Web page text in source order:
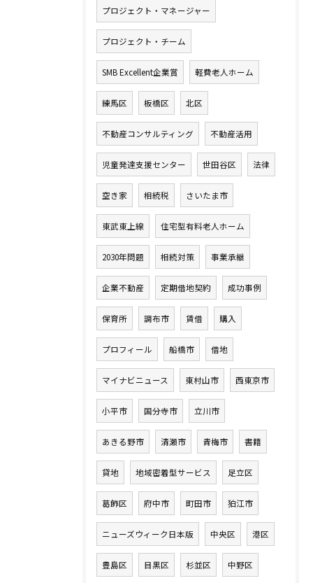
プロジェクト・マネージャー
プロジェクト・チーム
SMB Excellent企業賞 軽費老人ホーム
練馬区 板橋区 北区
不動産コンサルティング 不動産活用
児童発達支援センター 世田谷区 法律
空き家 相続税 さいたま市
東武東上線 住宅型有料老人ホーム
2030年問題 相続対策 事業承継
企業不動産 定期借地契約 成功事例
保育所 調布市 賃借 購入
プロフィール 船橋市 借地
マイナビニュース 東村山市 西東京市
小平市 国分寺市 立川市
あきる野市 清瀬市 青梅市 書籍
貸地 地域密着型サービス 足立区
葛飾区 府中市 町田市 狛江市
ニューズウィーク日本版 中央区 港区
豊島区 目黒区 杉並区 中野区